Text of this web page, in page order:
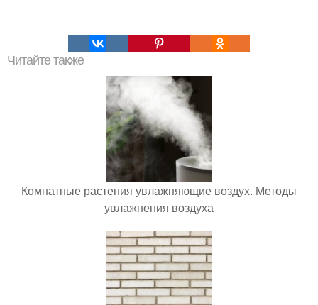
Читайте также
Комнатные растения увлажняющие воздух. Методы
увлажнения воздуха